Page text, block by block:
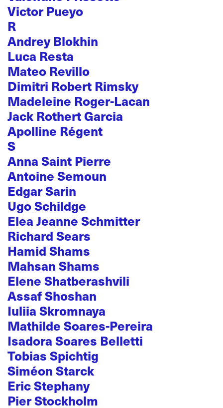
Victor Pueyo
R
Andrey Blokhin
Luca Resta
Mateo Revillo
Dimitri Robert Rimsky
Madeleine Roger-Lacan
Jack Rothert Garcia
Apolline Régent
S
Anna Saint Pierre
Antoine Semoun
Edgar Sarin
Ugo Schildge
Elea Jeanne Schmitter
Richard Sears
Hamid Shams
Mahsan Shams
Elene Shatberashvili
Assaf Shoshan
Iuliia Skromnaya
Mathilde Soares-Pereira
Isadora Soares Belletti
Tobias Spichtig
Siméon Starck
Eric Stephany
Pier Stockholm